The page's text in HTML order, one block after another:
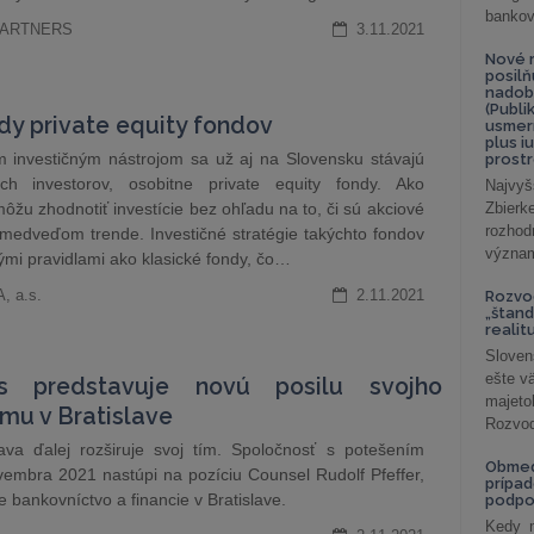
3.11.2021
private equity fondov
investičným nástrojom sa už aj na Slovensku stávajú
investorov, osobitne private equity fondy. Ako
zhodnotiť investície bez ohľadu na to, či sú akciové
trende. Investičné stratégie takýchto fondov
pravidlami ako klasické fondy, čo…
a.s. 2.11.2021
predstavuje novú posilu svojho
v Bratislave
ďalej rozširuje svoj tím. Spoločnosť s potešením
2021 nastúpi na pozíciu Counsel Rudolf Pfeffer,
bankovníctvo a financie v Bratislave.
Nové
plus
ešte
Kedy